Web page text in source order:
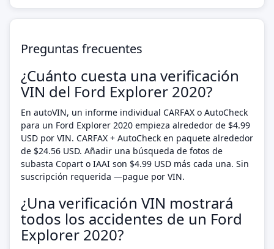
Preguntas frecuentes
¿Cuánto cuesta una verificación
VIN del Ford Explorer 2020?
En autoVIN, un informe individual CARFAX o AutoCheck
para un Ford Explorer 2020 empieza alrededor de $4.99
USD por VIN. CARFAX + AutoCheck en paquete alrededor
de $24.56 USD. Añadir una búsqueda de fotos de
subasta Copart o IAAI son $4.99 USD más cada una. Sin
suscripción requerida —pague por VIN.
¿Una verificación VIN mostrará
todos los accidentes de un Ford
Explorer 2020?